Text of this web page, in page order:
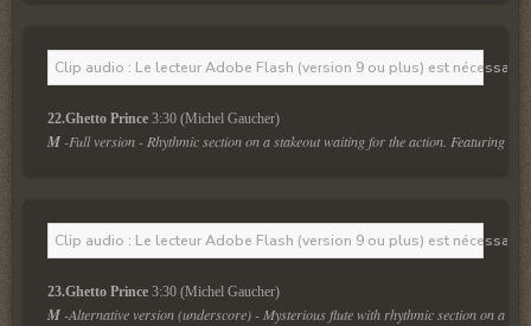
Clip audio : Le lecteur Adobe Flash (version 9 ou plus) est
22.Ghetto Prince 3:30 (Michel Gaucher)
M -Full version - Rhythmic section on a stakeout waiting for the action. Featuring
Clip audio : Le lecteur Adobe Flash (version 9 ou plus) est
23.Ghetto Prince 3:30 (Michel Gaucher)
M -Alternative version (underscore) - Mysterious flute with rhythmic section on a